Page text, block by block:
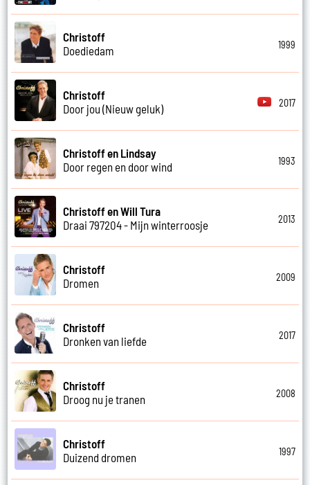
Christoff
Doediedam
1999
Christoff
Door jou (Nieuw geluk)
2017
Christoff en Lindsay
Door regen en door wind
1993
Christoff en Will Tura
Draai 797204 - Mijn winterroosje
2013
Christoff
Dromen
2009
Christoff
Dronken van liefde
2017
Christoff
Droog nu je tranen
2008
Christoff
Duizend dromen
1997